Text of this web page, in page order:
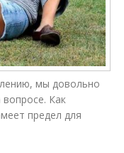
мы довольно
Как
предел для